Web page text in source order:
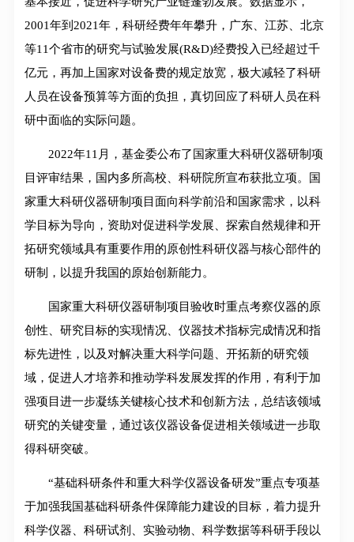
2001年到2021年，科研经费年年攀升，广东、江苏、北京
等11个省市的研究与试验发展(R&D)经费投入已经超过千
亿元，再加上国家对设备费的规定放宽，极大减轻了科研
人员在设备预算等方面的负担，真切回应了科研人员在科
研中面临的实际问题。
2022年11月，基金委公布了国家重大科研仪器研制项
目评审结果，国内多所高校、科研院所宣布获批立项。国
家重大科研仪器研制项目面向科学前沿和国家需求，以科
学目标为导向，资助对促进科学发展、探索自然规律和开
拓研究领域具有重要作用的原创性科研仪器与核心部件的
研制，以提升我国的原始创新能力。
国家重大科研仪器研制项目验收时重点考察仪器的原
创性、研究目标的实现情况、仪器技术指标完成情况和指
标先进性，以及对解决重大科学问题、开拓新的研究领
域，促进人才培养和推动学科发展发挥的作用，有利于加
强项目进一步凝练关键核心技术和创新方法，总结该领域
研究的关键变量，通过该仪器设备促进相关领域进一步取
得科研突破。
“基础科研条件和重大科学仪器设备研发”重点专项基
于加强我国基础科研条件保障能力建设的目标，着力提升
科学仪器、科研试剂、实验动物、科学数据等科研手段以